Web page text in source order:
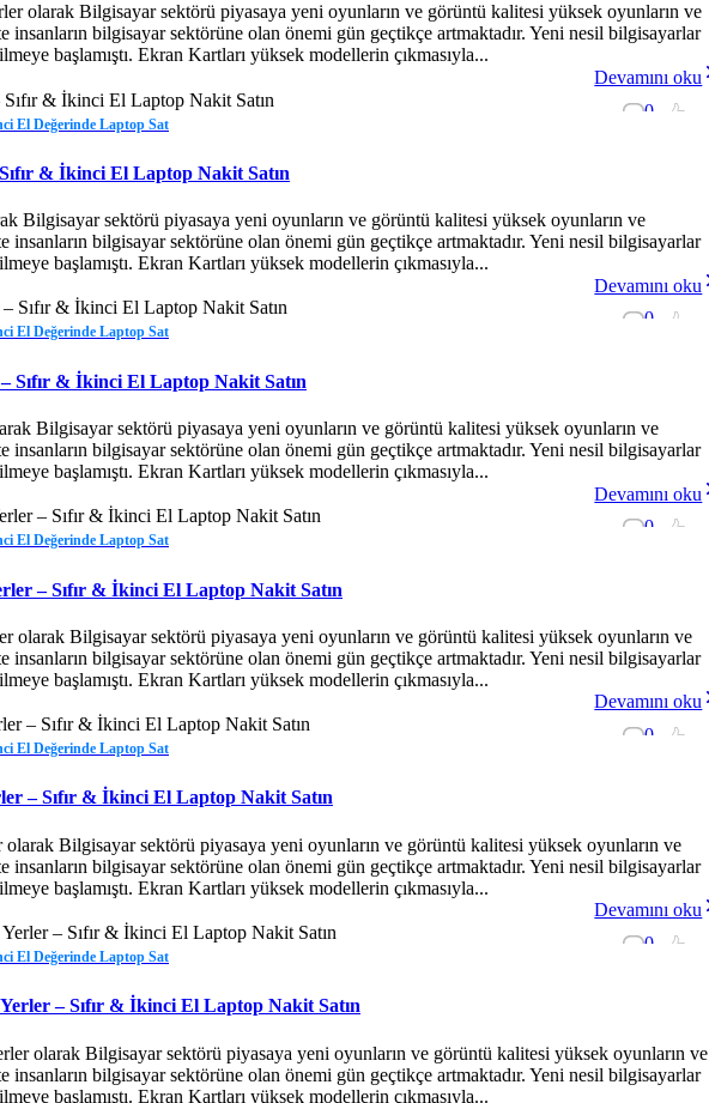
olarak Bilgisayar sektörü piyasaya yeni oyunların ve görüntü kalitesi yüksek oyunların ve
insanların bilgisayar sektörüne olan önemi gün geçtikçe artmaktadır. Yeni nesil bilgisayarlar
başlamıştı. Ekran Kartları yüksek modellerin çıkmasıyla...
Devamını oku
0
El Değerinde Laptop Sat
& İkinci El Laptop Nakit Satın
Bilgisayar sektörü piyasaya yeni oyunların ve görüntü kalitesi yüksek oyunların ve
insanların bilgisayar sektörüne olan önemi gün geçtikçe artmaktadır. Yeni nesil bilgisayarlar
başlamıştı. Ekran Kartları yüksek modellerin çıkmasıyla...
Devamını oku
0
El Değerinde Laptop Sat
Sıfır & İkinci El Laptop Nakit Satın
Bilgisayar sektörü piyasaya yeni oyunların ve görüntü kalitesi yüksek oyunların ve
insanların bilgisayar sektörüne olan önemi gün geçtikçe artmaktadır. Yeni nesil bilgisayarlar
başlamıştı. Ekran Kartları yüksek modellerin çıkmasıyla...
Devamını oku
0
El Değerinde Laptop Sat
– Sıfır & İkinci El Laptop Nakit Satın
olarak Bilgisayar sektörü piyasaya yeni oyunların ve görüntü kalitesi yüksek oyunların ve
insanların bilgisayar sektörüne olan önemi gün geçtikçe artmaktadır. Yeni nesil bilgisayarlar
başlamıştı. Ekran Kartları yüksek modellerin çıkmasıyla...
Devamını oku
0
El Değerinde Laptop Sat
– Sıfır & İkinci El Laptop Nakit Satın
Bilgisayar sektörü piyasaya yeni oyunların ve görüntü kalitesi yüksek oyunların ve
insanların bilgisayar sektörüne olan önemi gün geçtikçe artmaktadır. Yeni nesil bilgisayarlar
başlamıştı. Ekran Kartları yüksek modellerin çıkmasıyla...
Devamını oku
0
El Değerinde Laptop Sat
– Sıfır & İkinci El Laptop Nakit Satın
olarak Bilgisayar sektörü piyasaya yeni oyunların ve görüntü kalitesi yüksek oyunların ve
insanların bilgisayar sektörüne olan önemi gün geçtikçe artmaktadır. Yeni nesil bilgisayarlar
başlamıştı. Ekran Kartları yüksek modellerin çıkmasıyla...